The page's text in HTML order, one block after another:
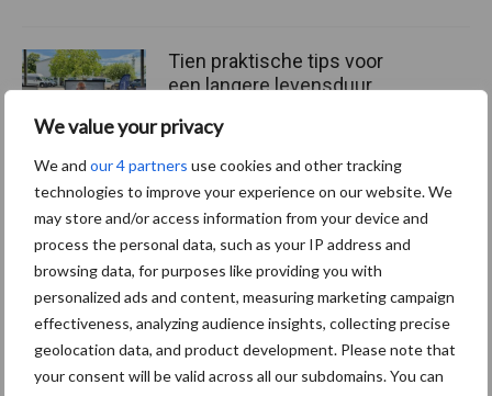
We value your privacy
We and our 4 partners use cookies and other tracking
technologies to improve your experience on our website. We
may store and/or access information from your device and
process the personal data, such as your IP address and
browsing data, for purposes like providing you with
personalized ads and content, measuring marketing campaign
effectiveness, analyzing audience insights, collecting precise
geolocation data, and product development. Please note that
your consent will be valid across all our subdomains. You can
Tien praktische tips voor
een langere levensduur
“Vraag naar praktische
hygieneoplossingen is in
Polen groter dan ooit”
Themapagina's